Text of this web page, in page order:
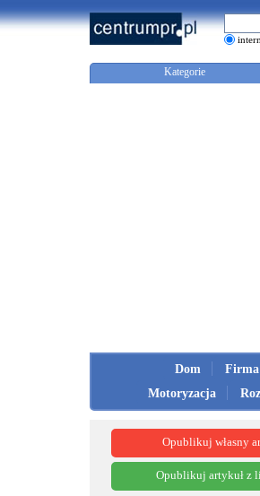
Kategorie
Dom Firma
Motoryzacja
Opublikuj własny
Opublikuj artykuł z